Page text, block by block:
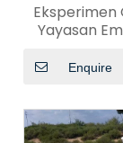
Eksperimen
Yayasan
Enquire